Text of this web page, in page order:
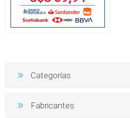
Categorías
Fabricantes